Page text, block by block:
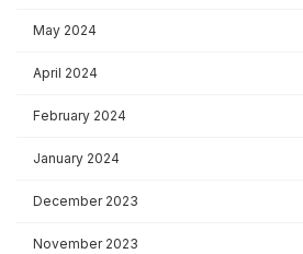
May 2024
April 2024
February 2024
January 2024
December 2023
November 2023